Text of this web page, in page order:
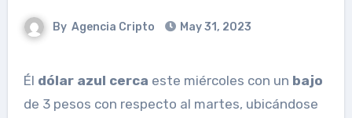
By Agencia Cripto May 31, 2023
Él dólar azul cerca este miércoles con un bajo
de 3 pesos con respecto al martes, ubicándose